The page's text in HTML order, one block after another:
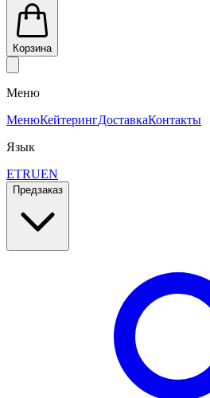
Корзина
Меню
МенюКейтерингДоставкаКонтакты
Язык
ETRUEN
Предзаказ